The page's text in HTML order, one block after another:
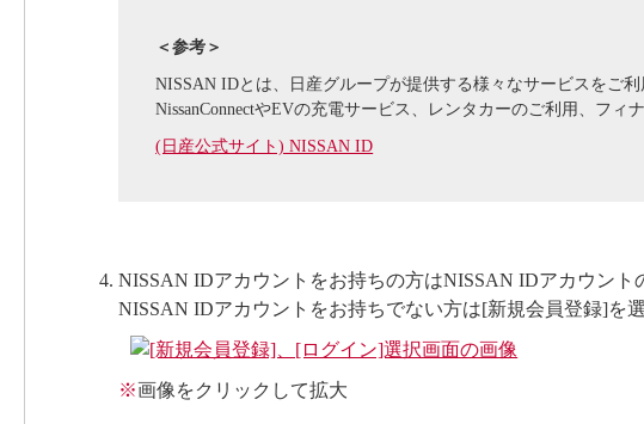
＜参考＞
NISSAN IDとは、日産グループが提供する様々なサービスをご
NissanConnectやEVの充電サービス、レンタカーのご利用、フ
(日産公式サイト) NISSAN ID
NISSAN IDアカウントをお持ちの方はNISSAN IDアカウン
NISSAN IDアカウントをお持ちでない方は[新規会員登録]を選
※画像をクリックして拡大